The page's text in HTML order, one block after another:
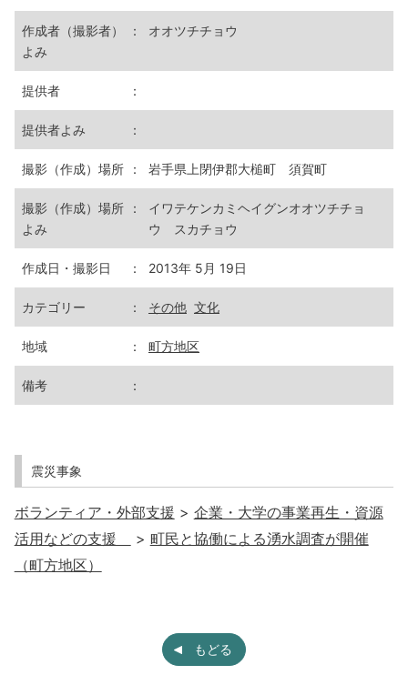
作成者（撮影者）
よみ
： オオツチチョウ
提供者 ：
提供者よみ ：
撮影（作成）場所 ： 岩手県上閉伊郡大槌町 須賀町
撮影（作成）場所
よみ
：
イワテケンカミヘイグンオオツチチョ
ウ スカチョウ
作成日・撮影日 ： 2013年 5月 19日
カテゴリー ： その他 文化
地域 ： 町方地区
備考 ：
震災事象
ボランティア・外部支援 > 企業・大学の事業再生・資源
活用などの支援
> 町民と協働による湧水調査が開催
（町方地区）
もどる